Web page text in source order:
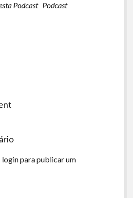
Podcast Podcast
loginpara publicar um